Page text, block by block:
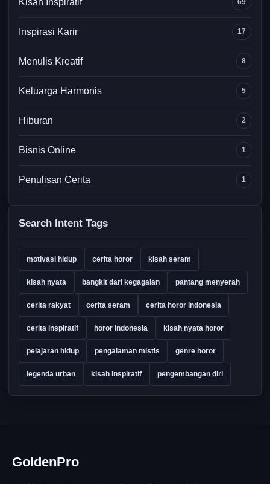
Kisah Inspiratif 69
Inspirasi Karir 17
Menulis Kreatif 8
Keluarga Harmonis 5
Hiburan 2
Bisnis Online 1
Penulisan Cerita 1
Search Intent Tags
motivasi hidup cerita horor kisah seram
kisah nyata bangkit dari kegagalan pantang menyerah
cerita rakyat cerita seram cerita horor indonesia
cerita inspiratif horor indonesia kisah nyata horor
pelajaran hidup pengalaman mistis genre horor
legenda urban kisah inspiratif pengembangan diri
GoldenPro